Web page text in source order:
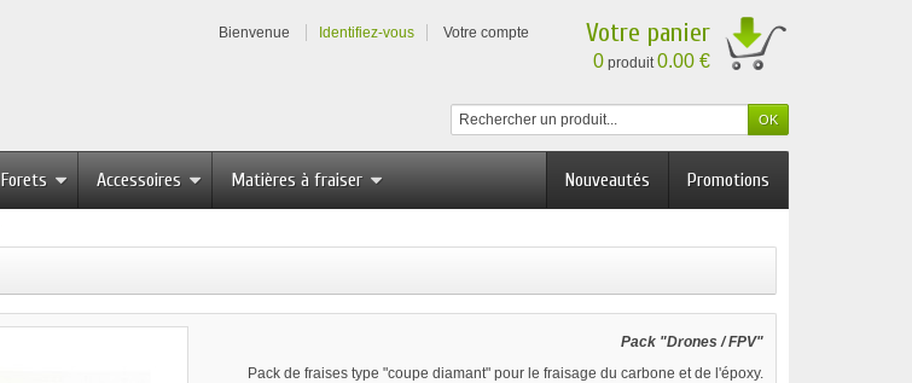
Bienvenue Identifiez-vous Votre compte Votre panier
0 produit0.00 €
Promotions
Nouveautés
Forets Accessoires Matières à fraiser
Pack "Drones / FPV"
Pack de fraises type "coupe diamant" pour le fraisage du carbone et de l'époxy.